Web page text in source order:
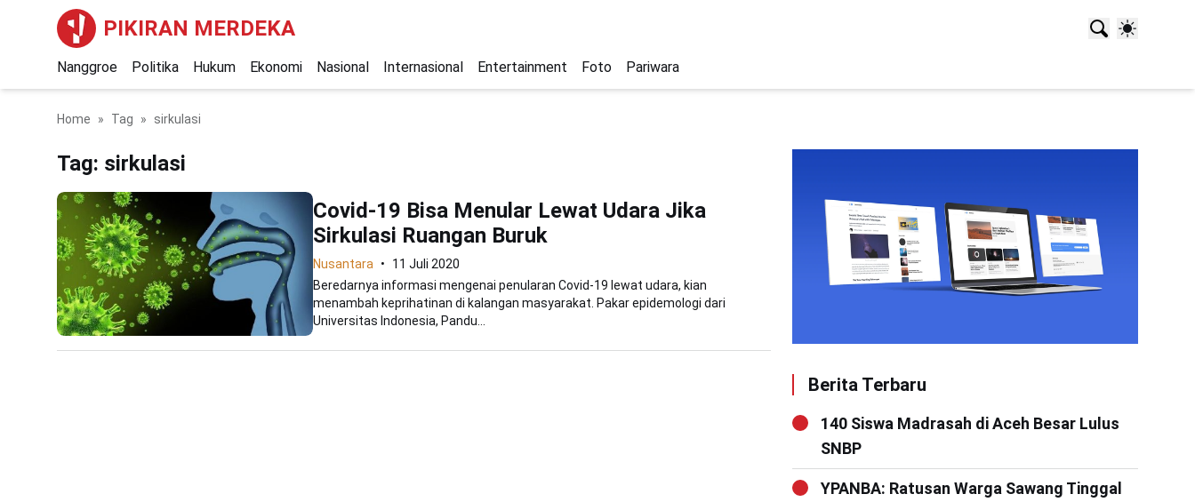
PIKIRAN MERDEKA
Nanggroe Politika Hukum Ekonomi Nasional Internasional Entertainment Foto Pariwara
Home Tag sirkulasi
Tag: sirkulasi
Covid-19 Bisa Menular Lewat Udara Jika
Sirkulasi Ruangan Buruk
Nusantara
11 Juli 2020
Beredarnya informasi mengenai penularan Covid-19 lewat udara, kian
menambah keprihatinan di kalangan masyarakat. Pakar epidemologi dari
Universitas Indonesia, Pandu...
Berita Terbaru
140 Siswa Madrasah di Aceh Besar Lulus
SNBP
YPANBA: Ratusan Warga Sawang Tinggal